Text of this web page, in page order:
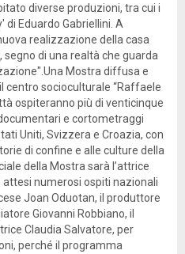
diverse produzioni, tra cui i
di Eduardo Gabriellini. A
realizzazione della casa
di una realtà che guarda
Mostra diffusa e
centro socioculturale “Raffaele
ospiteranno più di venticinque
e cortometraggi
Uniti, Svizzera e Croazia, con
di confine e alle culture della
della Mostra sarà l’attrice
attesi numerosi ospiti nazionali
Joan Oduotan, il produttore
Giovanni Robbiano, il
Claudia Salvatore, per
perché il programma